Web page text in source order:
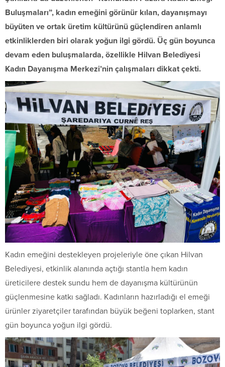
Buluşmaları”, kadın emeğini görünür kılan, dayanışmayı
büyüten ve ortak üretim kültürünü güçlendiren anlamlı
etkinliklerden biri olarak yoğun ilgi gördü. Üç gün boyunca
devam eden buluşmalarda, özellikle Hilvan Belediyesi
Kadın Dayanışma Merkezi’nin çalışmaları dikkat çekti.
Kadın emeğini destekleyen projeleriyle öne çıkan Hilvan
Belediyesi, etkinlik alanında açtığı stantla hem kadın
üreticilere destek sundu hem de dayanışma kültürünün
güçlenmesine katkı sağladı. Kadınların hazırladığı el emeği
ürünler ziyaretçiler tarafından büyük beğeni toplarken, stant
gün boyunca yoğun ilgi gördü.